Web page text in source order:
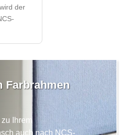
der
Farbrahmen
Ihrem
auch nach NCS-